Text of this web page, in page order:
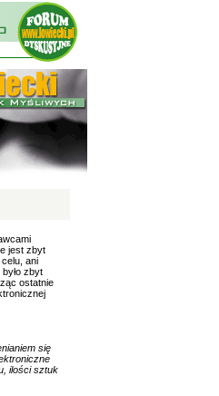
jest zbyt
ani
zbyt
ostatnie
się
ilości sztuk